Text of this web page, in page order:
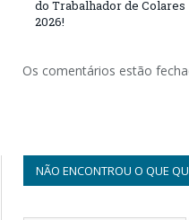
do Trabalhador de Colares
2026!
Os comentários estão
NÃO ENCONTROU O QUE